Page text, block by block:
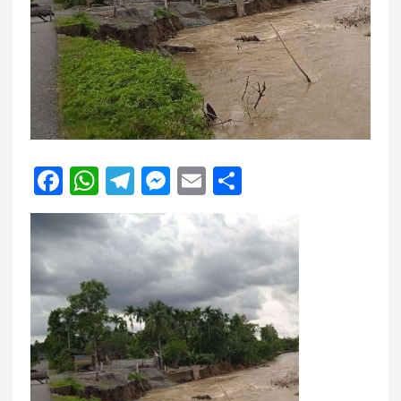
F
a
c
e
b
o
o
k
W
h
a
ts
A
p
p
T
el
e
g
r
a
m
M
e
ss
e
n
g
er
E
m
ai
l
h
a
re